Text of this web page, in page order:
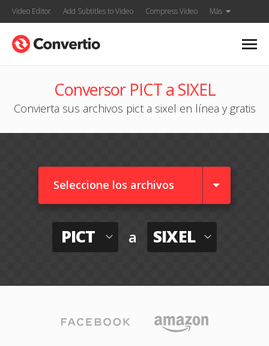
Video Editor Add Subtitles to Video Compress Video Más
Conversor PICT a SIXEL
Convierta sus archivos pict a sixel en línea y gratis
Seleccione los archivos
PICT a SIXEL